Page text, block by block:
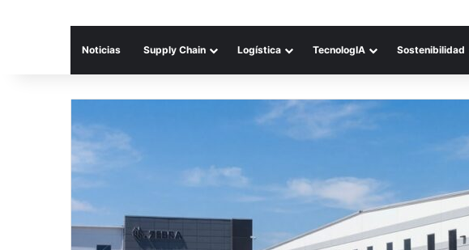
Noticias Supply Chain Logística TecnologIA Sostenibilidad